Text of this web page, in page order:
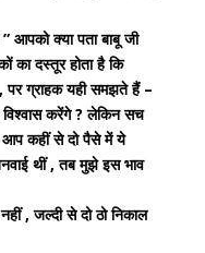
आपको क्या पता बाबू जी
का दस्तूर होता है कि
पर ग्राहक यही समझते हैं –
करेंगे ? लेकिन सच
आप कहीं से दो पैसे में ये
थीं , तब मुझे इस भाव
, जल्दी से दो ठो निकाल